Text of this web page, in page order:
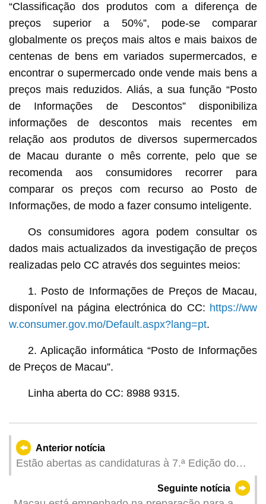
“Classificação dos produtos com a diferença de
preços superior a 50%”, pode-se comparar
globalmente os preços mais altos e mais baixos de
centenas de bens em variados supermercados, e
encontrar o supermercado onde vende mais bens a
preços mais reduzidos. Aliás, a sua função “Posto
de Informações de Descontos” disponibiliza
informações de descontos mais recentes em
relação aos produtos de diversos supermercados
de Macau durante o mês corrente, pelo que se
recomenda aos consumidores recorrer para
comparar os preços com recurso ao Posto de
Informações, de modo a fazer consumo inteligente.
Os consumidores agora podem consultar os
dados mais actualizados da investigação de preços
realizadas pelo CC através dos seguintes meios:
1. Posto de Informações de Preços de Macau,
disponível na página electrónica do CC: https://ww
w.consumer.gov.mo/Default.aspx?lang=pt.
2. Aplicação informática “Posto de Informações
de Preços de Macau”.
Linha aberta do CC: 8988 9315.
Anterior notícia
Estão abertas as candidaturas à 7.ª Edição do
Seguinte notícia